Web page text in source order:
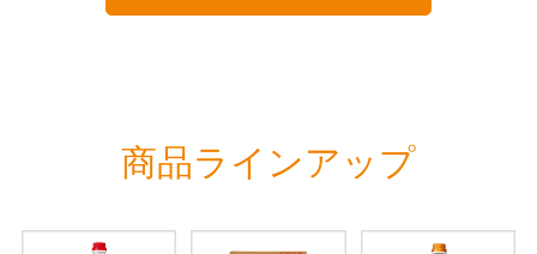
商品ラインアップ